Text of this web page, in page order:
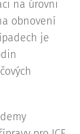
na úrovni
obnovení
je